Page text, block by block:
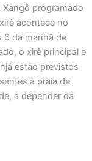
Xangô programado
acontece no
6 da manhã de
o xirê principal e
estão previstos
à praia de
a depender da